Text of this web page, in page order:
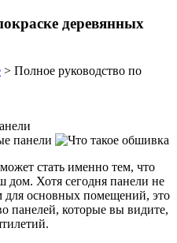
деревянных
> Полное руководство по
стать именно тем, что
Хотя сегодня панели не
основных помещений, это
панелей, которые вы видите,